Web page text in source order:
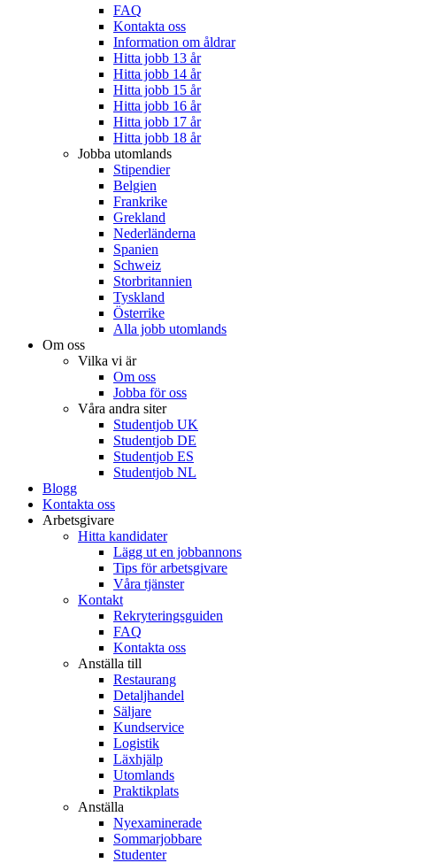
FAQ
Kontakta oss
Information om åldrar
Hitta jobb 13 år
Hitta jobb 14 år
Hitta jobb 15 år
Hitta jobb 16 år
Hitta jobb 17 år
Hitta jobb 18 år
Jobba utomlands
Stipendier
Belgien
Frankrike
Grekland
Nederländerna
Spanien
Schweiz
Storbritannien
Tyskland
Österrike
Alla jobb utomlands
Om oss
Vilka vi är
Om oss
Jobba för oss
Våra andra siter
Studentjob UK
Studentjob DE
Studentjob ES
Studentjob NL
Blogg
Kontakta oss
Arbetsgivare
Hitta kandidater
Lägg ut en jobbannons
Tips för arbetsgivare
Våra tjänster
Kontakt
Rekryteringsguiden
FAQ
Kontakta oss
Anställa till
Restaurang
Detaljhandel
Säljare
Kundservice
Logistik
Läxhjälp
Utomlands
Praktikplats
Anställa
Nyexaminerade
Sommarjobbare
Studenter